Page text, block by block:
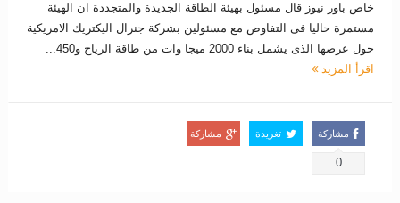
خاص باور نيوز قال مسئول بهيئة الطاقة الجديدة والمتجددة ان الهيئة
مستمرة حاليا فى التفاوض مع مسئولين بشركة جنرال اليكتريك الامريكية
حول عرضها الذى يشمل بناء 2000 ميجا وات من طاقة الرياح و450...
اقرأ المزيد
مشاركة
0
تغريدة مشاركة